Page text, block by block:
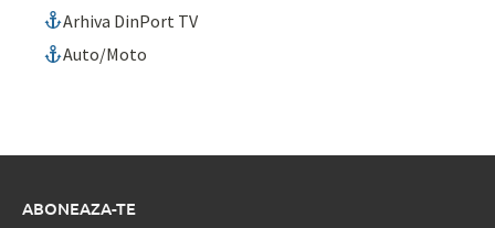
Arhiva DinPort TV
Auto/Moto
ABONEAZA-TE